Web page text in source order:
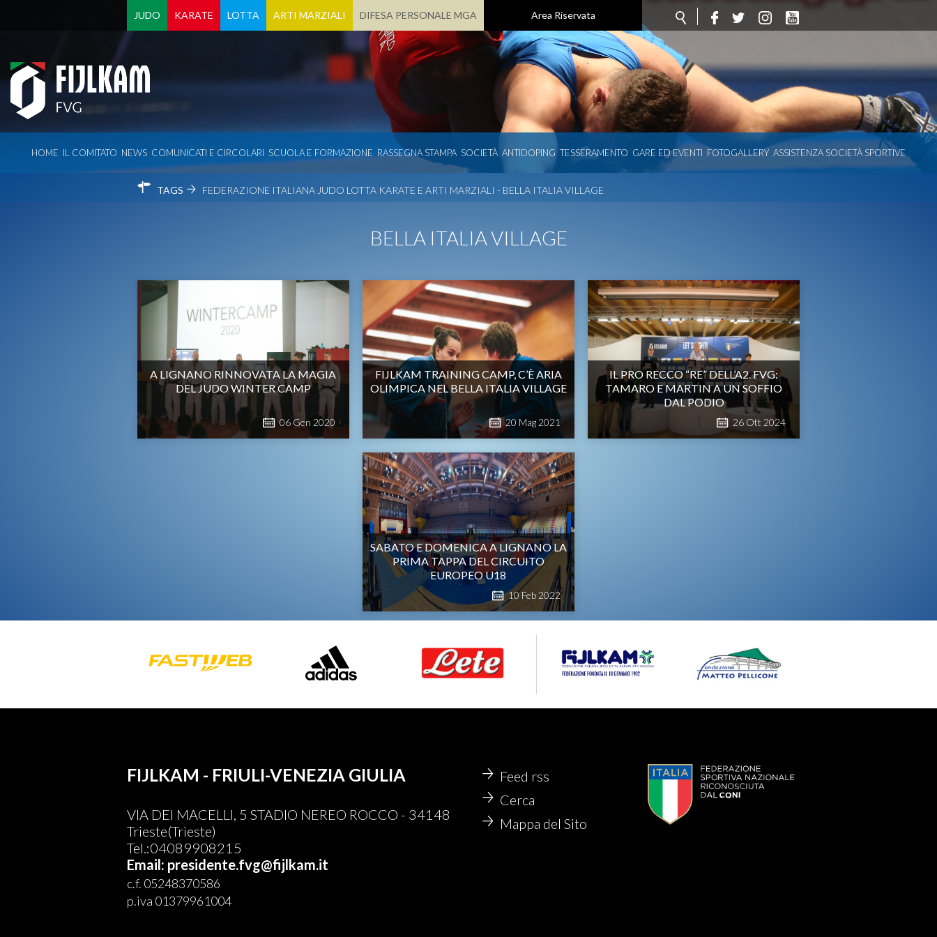
JUDO KARATE LOTTA ARTI MARZIALI DIFESA PERSONALE MGA Area Riservata
HOME IL COMITATO NEWS COMUNICATI E CIRCOLARI SCUOLA E FORMAZIONE RASSEGNA STAMPA SOCIETÀ ANTIDOPING TESSERAMENTO GARE ED EVENTI FOTOGALLERY ASSISTENZA SOCIETÀ SPORTIVE
TAGS FEDERAZIONE ITALIANA JUDO LOTTA KARATE E ARTI MARZIALI - BELLA ITALIA VILLAGE
BELLA ITALIA VILLAGE
A LIGNANO RINNOVATA LA MAGIA
DEL JUDO WINTER CAMP
06 Gen 2020
FIJLKAM TRAINING CAMP, C’È ARIA
OLIMPICA NEL BELLA ITALIA VILLAGE
20 Mag 2021
IL PRO RECCO “RE” DELL’A2. FVG:
TAMARO E MARTIN A UN SOFFIO
DAL PODIO
26 Ott 2024
SABATO E DOMENICA A LIGNANO LA
PRIMA TAPPA DEL CIRCUITO
EUROPEO U18
10 Feb 2022
FIJLKAM - FRIULI-VENEZIA GIULIA
VIA DEI MACELLI, 5 STADIO NEREO ROCCO - 34148
Trieste(Trieste)
Tel.:04089908215
Email: presidente.fvg@fijlkam.it
c.f. 05248370586
p.iva 01379961004
Feed rss
Cerca
Mappa del Sito